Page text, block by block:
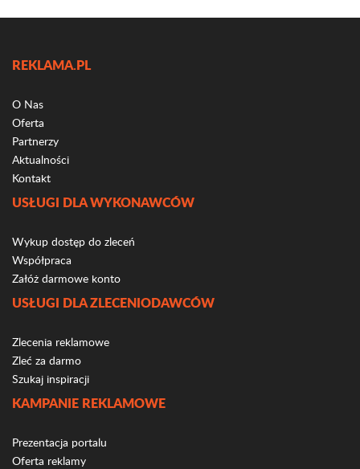
REKLAMA.PL
O Nas
Oferta
Partnerzy
Aktualności
Kontakt
USŁUGI DLA WYKONAWCÓW
Wykup dostęp do zleceń
Współpraca
Załóż darmowe konto
USŁUGI DLA ZLECENIODAWCÓW
Zlecenia reklamowe
Zleć za darmo
Szukaj inspiracji
KAMPANIE REKLAMOWE
Prezentacja portalu
Oferta reklamy